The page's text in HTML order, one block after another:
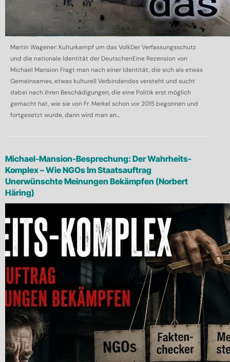
Martin Wagener: Kulturkampf um das VolkDer Verfassungsschutz
und die nationale Identität der DeutschenEine Rezension von
Michael Mansion Fragt man nach einer Identität, die sich als etwas
Gemeinsames, etwas kulturell Verbindendes versteht und sucht
dabei nach ihren Beschädigungen, die eine Politik erst möglich
gemacht hat, wie sie von Fr. Merkel schon vor 2015 begonnen und
fortgesetzt wurde, dann wird man an...
Michael-Mansion-Besprechung: Der Wahrheits-
Komplex – Wie NGOs Im Staatsauftrag
Unerwünschte Meinungen Bekämpfen (Norbert
Häring)